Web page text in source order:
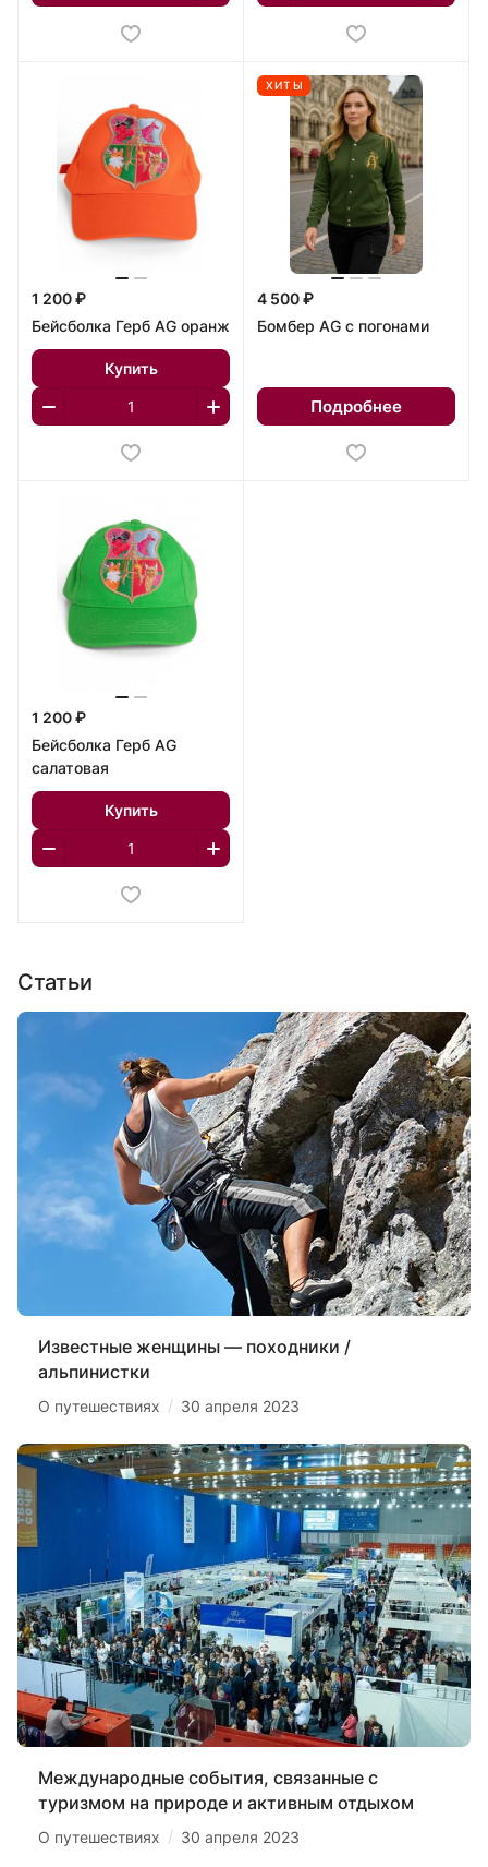
1 200 ₽
Бейсболка Герб AG оранж
Купить
ХИТЫ
4 500 ₽
Бомбер AG с погонами
Подробнее
1 200 ₽
Бейсболка Герб AG
салатовая
Купить
Статьи
Известные женщины — походники /
альпинистки
О путешествиях / 30 апреля 2023
Международные события, связанные с
туризмом на природе и активным отдыхом
О путешествиях / 30 апреля 2023